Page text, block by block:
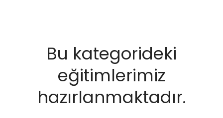
Bu kategorideki
eğitimlerimiz
hazırlanmaktadır.